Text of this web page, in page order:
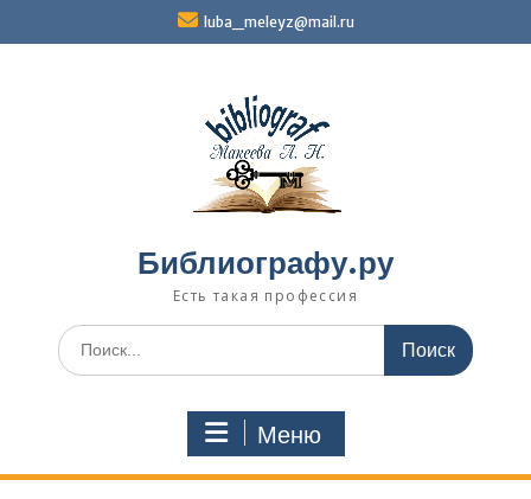
luba_meleyz@mail.ru
Библиографу.ру
Есть такая профессия
Поиск
по:
Меню